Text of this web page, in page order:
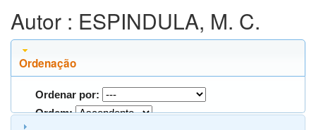
Autor : ESPINDULA, M. C.
Ordenação
Ordenar por:
Ordem: